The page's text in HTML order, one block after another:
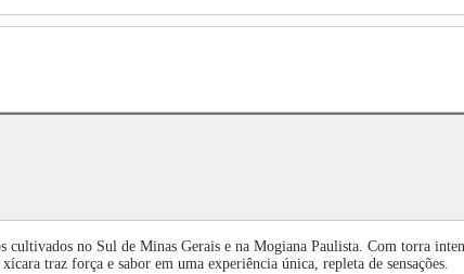
no Sul de Minas Gerais e na Mogiana Paulista. Com torra
traz força e sabor em uma experiência única, repleta de sensações.